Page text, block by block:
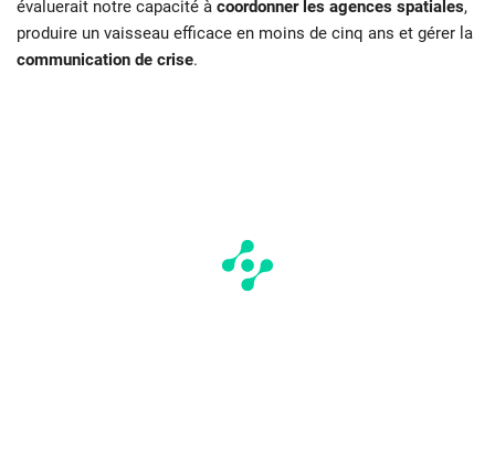
évaluerait notre capacité à coordonner les agences spatiales,
produire un vaisseau efficace en moins de cinq ans et gérer la
communication de crise.